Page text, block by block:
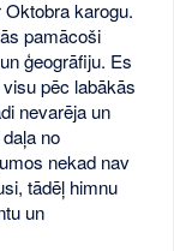
karogu.
pamācoši
ģeogrāfiju. Es
pēc labākās
nevarēja un
no
nekad nav
tādēļ himnu
un